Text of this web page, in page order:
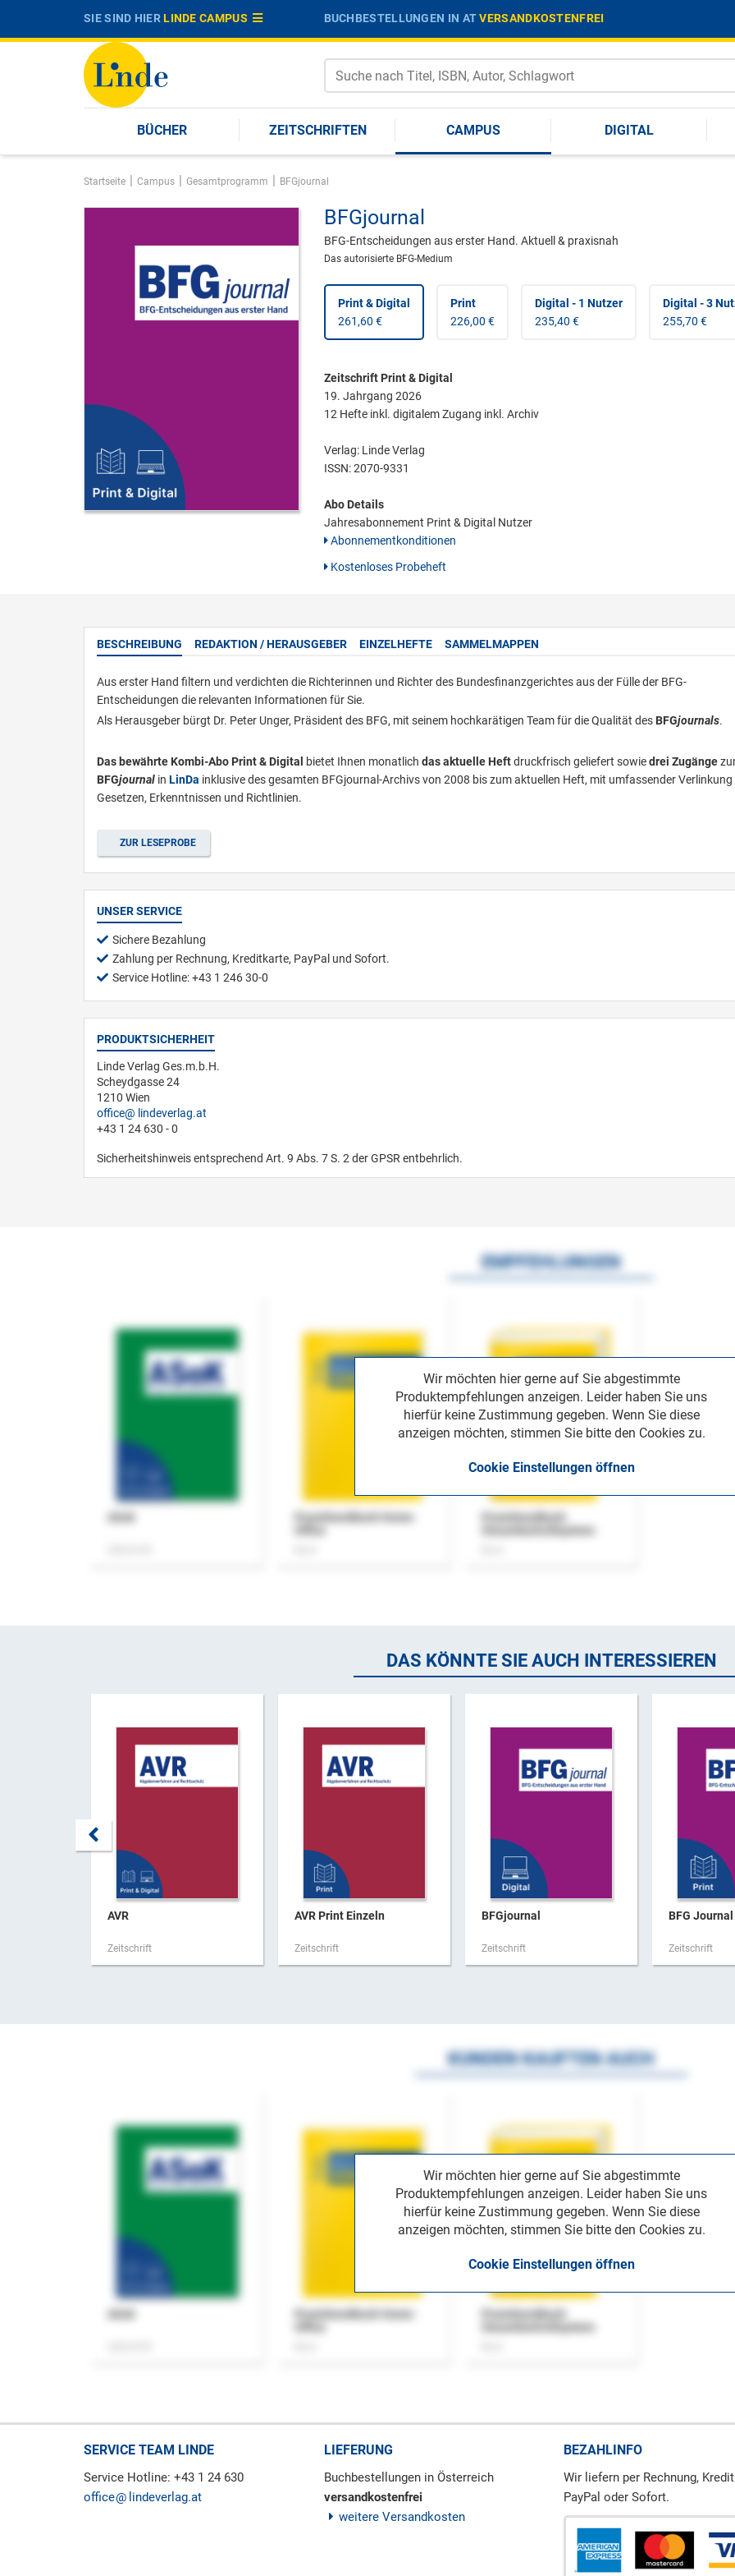
SIE SIND HIERLINDE CAMPUS BUCHBESTELLUNGEN IN ATVERSANDKOSTENFREI
BÜCHER ZEITSCHRIFTEN CAMPUS DIGITAL
Startseite | Campus | Gesamtprogramm | BFGjournal
BFGjournal
BFG-Entscheidungen aus erster Hand. Aktuell & praxisnah
Das autorisierte BFG-Medium
Print & Digital
261,60 €
Print
226,00 €
Digital - 1 Nutzer
235,40 €
Digital - 3
255,70 €
Zeitschrift Print & Digital
19. Jahrgang 2026
12 Hefte inkl. digitalem Zugang inkl. Archiv
Verlag: Linde Verlag
ISSN:2070-9331
Abo Details
Jahresabonnement Print & Digital Nutzer
Abonnementkonditionen
Kostenloses Probeheft
BESCHREIBUNG REDAKTION / HERAUSGEBER EINZELHEFTE SAMMELMAPPEN
Aus erster Hand filtern und verdichten die Richterinnen und Richter des Bundesfinanzgerichtes aus der Fülle der BFG-
Entscheidungen die relevanten Informationen für Sie.
Als Herausgeber bürgt Dr. Peter Unger, Präsident des BFG, mit seinem hochkarätigen Team für die Qualität des BFGjournals.
Das bewährte Kombi-Abo Print & Digital bietet Ihnen monatlich das aktuelle Heftdruckfrisch geliefert sowiedrei Zugänge
BFGjournal in LinDa inklusive des gesamten BFGjournal-Archivs von 2008 bis zum aktuellen Heft, mit umfassender Verlinkung
Gesetzen, Erkenntnissen und Richtlinien.
ZUR LESEPROBE
UNSER SERVICE
Sichere Bezahlung
Zahlung per Rechnung, Kreditkarte, PayPal und Sofort.
Service Hotline: +43 1 246 30-0
PRODUKTSICHERHEIT
Linde Verlag Ges.m.b.H.
Scheydgasse 24
1210 Wien
office
lindeverlag.at
+43 1 24 630 - 0
Sicherheitshinweis entsprechend Art. 9 Abs. 7 S. 2 der GPSR entbehrlich.
Wir möchten hier gerne auf Sie abgestimmte
Produktempfehlungen anzeigen. Leider haben Sie uns
hierfür keine Zustimmung gegeben. Wenn Sie diese
anzeigen möchten, stimmen Sie bitte den Cookies zu.
Cookie Einstellungen öffnen
EMPFEHLUNGEN
Praxishandbuch Home-
Praxishandbuch
DAS KÖNNTE SIE AUCH INTERESSIEREN
AVR
Zeitschrift
AVR Print Einzeln
Zeitschrift
BFGjournal
Zeitschrift
BFG
Zeitschrift
Wir möchten hier gerne auf Sie abgestimmte
Produktempfehlungen anzeigen. Leider haben Sie uns
hierfür keine Zustimmung gegeben. Wenn Sie diese
anzeigen möchten, stimmen Sie bitte den Cookies zu.
Cookie Einstellungen öffnen
KUNDEN KAUFTEN AUCH
Praxishandbuch Home-
Praxishandbuch
SERVICE TEAM LINDE
Service Hotline: +43 1 24 630
office
lindeverlag.at
LIEFERUNG
Buchbestellungen in Österreich
versandkostenfrei
weitere Versandkosten
BEZAHLINFO
Wir liefern per Rechnung,
PayPal oder Sofort.